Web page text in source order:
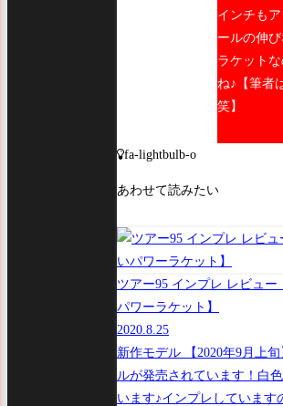
インチも
ールの伸
ラケット
ね♪【筆者
笑】
fa-lightbulb-o
あわせて読みたい
ツアー95 インプレ レビュ
パワーラケット】
2020.8.25
新作モデル 【2020年9月上
ルが発売されています！白
います♪インプレしています